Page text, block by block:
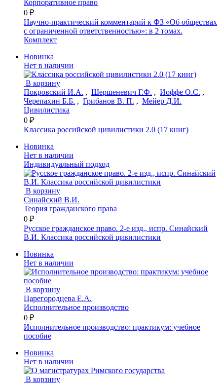
Корпоративное право
0 ₽
Научно-практический комментарий к ФЗ «Об обществах
с ограниченной ответственностью»: в 2 томах.
Комплект
Новинка
Нет в наличии
В корзину
Покровский И.А. , Шершеневич Г.Ф. , Иоффе О.С. ,
Черепахин Б.Б. , Грибанов В. П. , Мейер Д.И.
Цивилистика
0 ₽
Классика российской цивилистики 2.0 (17 книг)
Новинка
Нет в наличии
Индивидуальный подход
В корзину
Синайский В.И.
Теория гражданского права
0 ₽
Русское гражданское право. 2-е изд., испр. Синайский
В.И. Классика российской цивилистики
Новинка
Нет в наличии
В корзину
Царегородцева Е.А.
Исполнительное производство
0 ₽
Исполнительное производство: практикум: учебное
пособие
Новинка
Нет в наличии
В корзину